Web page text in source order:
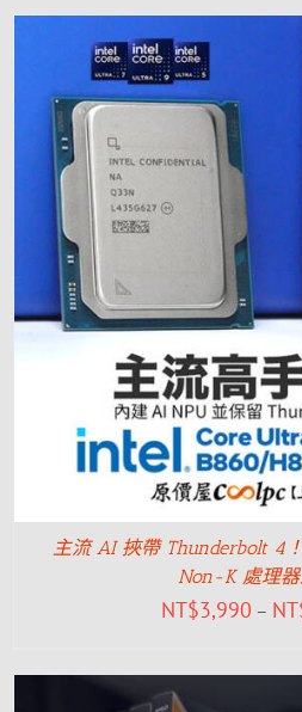
主流 AI 挾帶 Thunderbolt 4
Non-K 處理器
NT$3,990 –